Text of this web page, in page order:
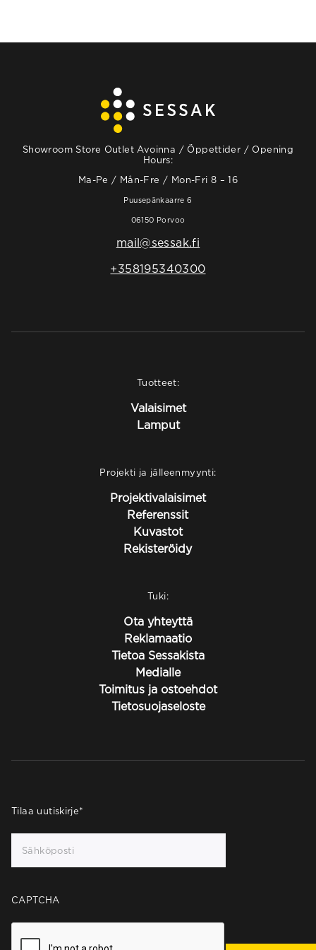
Showroom Store Outlet Avoinna / Öppettider / Opening
Hours:
Ma-Pe / Mån-Fre / Mon-Fri 8 – 16
Puusepänkaarre 6
06150 Porvoo
mail@sessak.fi
+358195340300
Tuotteet:
Valaisimet
Lamput
Projekti ja jälleenmyynti:
Projektivalaisimet
Referenssit
Kuvastot
Rekisteröidy
Tuki:
Ota yhteyttä
Reklamaatio
Tietoa Sessakista
Medialle
Toimitus ja ostoehdot
Tietosuojaseloste
Tilaa uutiskirje*
CAPTCHA